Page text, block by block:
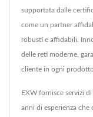
supportata dalle
come un partner
robusti e affidabili.
delle reti moderne,
cliente in ogni
EXW fornisce servizi
anni di esperienza che